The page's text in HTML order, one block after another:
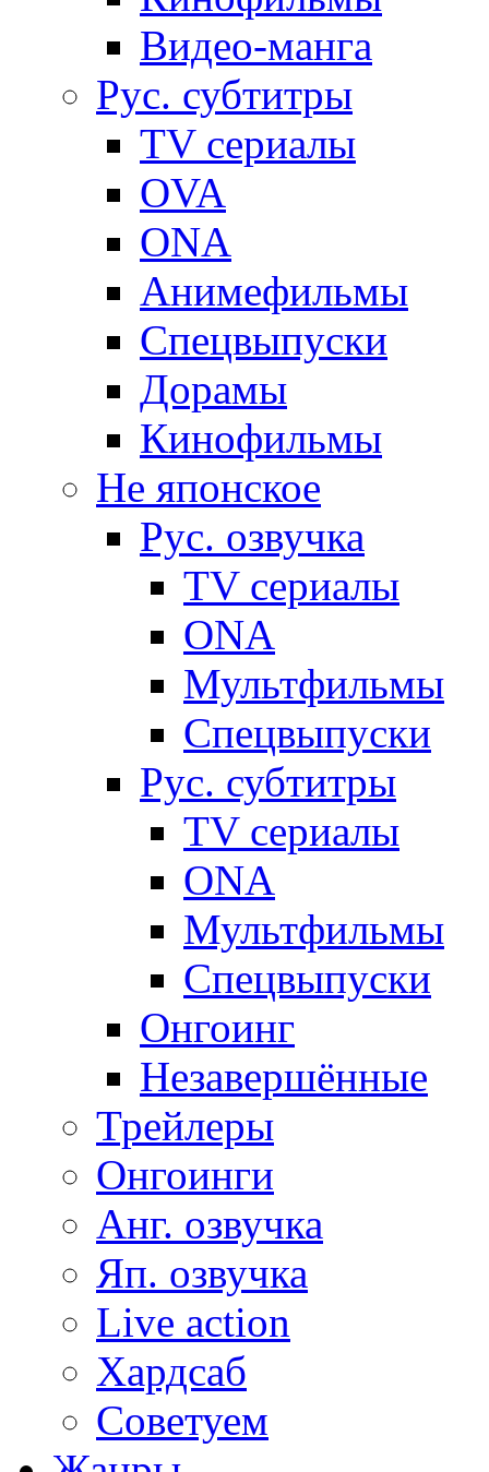
Видео-манга
Рус. субтитры
TV сериалы
OVA
ONA
Анимефильмы
Спецвыпуски
Дорамы
Кинофильмы
Не японское
Рус. озвучка
TV сериалы
ONA
Мультфильмы
Спецвыпуски
Рус. субтитры
TV сериалы
ONA
Мультфильмы
Спецвыпуски
Онгоинг
Незавершённые
Трейлеры
Онгоинги
Анг. озвучка
Яп. озвучка
Live action
Хардсаб
Советуем